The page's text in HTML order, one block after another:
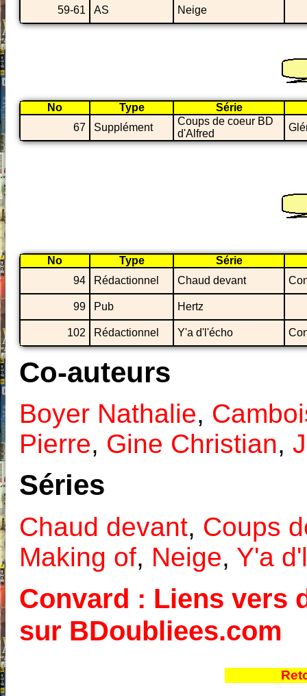
59-61
AS Neige
No Type
Série
67
Supplément
Coups de coeur BD
d'Alfred
No Type
Série
94
Rédactionnel Chaud devant
99 Pub Hertz
102 Rédactionnel Y'a d'l'écho
Co-auteurs
Boyer Nathalie,
Pierre, Gine Christian,
Séries
Chaud devant, Coups
Making of, Neige, Y'a
Convard : Liens vers
sur BDoubliees.com